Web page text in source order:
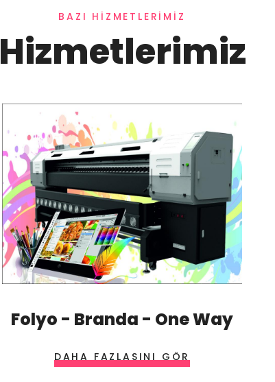
BAZI HIZMETLERIMIZ
Hizmetlerimiz
Folyo - Branda - One Way
DAHA FAZLASINI GÖR